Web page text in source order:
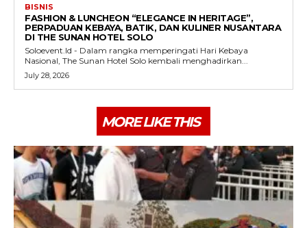
BISNIS
FASHION & LUNCHEON “ELEGANCE IN HERITAGE”,
PERPADUAN KEBAYA, BATIK, DAN KULINER NUSANTARA
DI THE SUNAN HOTEL SOLO
Soloevent.Id - Dalam rangka memperingati Hari Kebaya
Nasional, The Sunan Hotel Solo kembali menghadirkan...
July 28, 2026
MORE LIKE THIS